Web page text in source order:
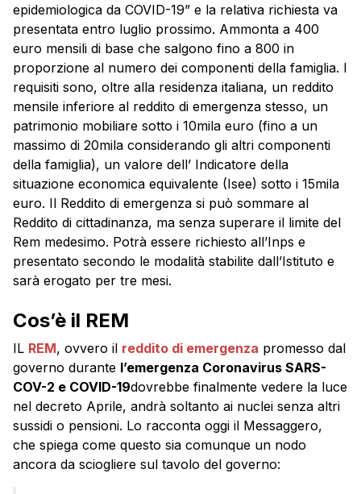
epidemiologica da COVID-19” e la relativa richiesta va
presentata entro luglio prossimo. Ammonta a 400
euro mensili di base che salgono fino a 800 in
proporzione al numero dei componenti della famiglia. I
requisiti sono, oltre alla residenza italiana, un reddito
mensile inferiore al reddito di emergenza stesso, un
patrimonio mobiliare sotto i 10mila euro (fino a un
massimo di 20mila considerando gli altri componenti
della famiglia), un valore dell’ Indicatore della
situazione economica equivalente (Isee) sotto i 15mila
euro. Il Reddito di emergenza si può sommare al
Reddito di cittadinanza, ma senza superare il limite del
Rem medesimo. Potrà essere richiesto all’Inps e
presentato secondo le modalità stabilite dall’Istituto e
sarà erogato per tre mesi.
Cos’è il REM
IL REM, ovvero il reddito di emergenza promesso dal
governo durante l’emergenza Coronavirus SARS-
COV-2 e COVID-19dovrebbe finalmente vedere la luce
nel decreto Aprile, andrà soltanto ai nuclei senza altri
sussidi o pensioni. Lo racconta oggi il Messaggero,
che spiega come questo sia comunque un nodo
ancora da sciogliere sul tavolo del governo: